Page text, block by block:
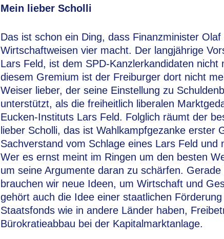
Mein lieber Scholli
Das ist schon ein Ding, dass Finanzminister
Wirtschaftweisen vier macht. Der langjährige
Lars Feld, ist dem SPD-Kanzlerkandidaten
diesem Gremium ist der Freiburger dort nicht
Weiser lieber, der seine Einstellung zu
unterstützt, als die freiheitlich liberalen
Eucken-Instituts Lars Feld. Folglich räumt der
lieber Scholli, das ist Wahlkampfgezanke erster
Sachverstand vom Schlage eines Lars Feld und
Wer es ernst meint im Ringen um den besten
um seine Argumente daran zu schärfen.
brauchen wir neue Ideen, um Wirtschaft und
gehört auch die Idee einer staatlichen
Staatsfonds wie in andere Länder haben,
Bürokratieabbau bei der Kapitalmarktanlage.